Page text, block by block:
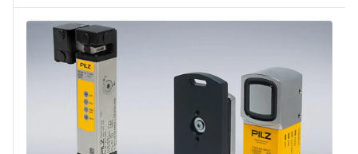
vervuilingsgraad in afvalwaterstromen.